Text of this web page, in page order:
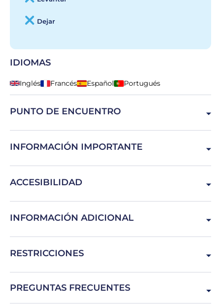
Dejar
IDIOMAS
Inglés Francés Español Portugués
PUNTO DE ENCUENTRO
8200 Albufeira, Portugal
INFORMACIÓN IMPORTANTE
ACCESIBILIDAD
Embarazo, problemas de espalda
INFORMACIÓN ADICIONAL
RESTRICCIONES
PREGUNTAS FRECUENTES